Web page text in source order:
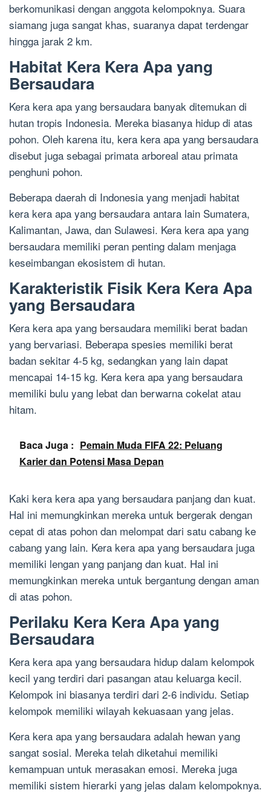
berkomunikasi dengan anggota kelompoknya. Suara
siamang juga sangat khas, suaranya dapat terdengar
hingga jarak 2 km.
Habitat Kera Kera Apa yang
Bersaudara
Kera kera apa yang bersaudara banyak ditemukan di
hutan tropis Indonesia. Mereka biasanya hidup di atas
pohon. Oleh karena itu, kera kera apa yang bersaudara
disebut juga sebagai primata arboreal atau primata
penghuni pohon.
Beberapa daerah di Indonesia yang menjadi habitat
kera kera apa yang bersaudara antara lain Sumatera,
Kalimantan, Jawa, dan Sulawesi. Kera kera apa yang
bersaudara memiliki peran penting dalam menjaga
keseimbangan ekosistem di hutan.
Karakteristik Fisik Kera Kera Apa
yang Bersaudara
Kera kera apa yang bersaudara memiliki berat badan
yang bervariasi. Beberapa spesies memiliki berat
badan sekitar 4-5 kg, sedangkan yang lain dapat
mencapai 14-15 kg. Kera kera apa yang bersaudara
memiliki bulu yang lebat dan berwarna cokelat atau
hitam.
Baca Juga : Pemain Muda FIFA 22: Peluang
Karier dan Potensi Masa Depan
Kaki kera kera apa yang bersaudara panjang dan kuat.
Hal ini memungkinkan mereka untuk bergerak dengan
cepat di atas pohon dan melompat dari satu cabang ke
cabang yang lain. Kera kera apa yang bersaudara juga
memiliki lengan yang panjang dan kuat. Hal ini
memungkinkan mereka untuk bergantung dengan aman
di atas pohon.
Perilaku Kera Kera Apa yang
Bersaudara
Kera kera apa yang bersaudara hidup dalam kelompok
kecil yang terdiri dari pasangan atau keluarga kecil.
Kelompok ini biasanya terdiri dari 2-6 individu. Setiap
kelompok memiliki wilayah kekuasaan yang jelas.
Kera kera apa yang bersaudara adalah hewan yang
sangat sosial. Mereka telah diketahui memiliki
kemampuan untuk merasakan emosi. Mereka juga
memiliki sistem hierarki yang jelas dalam kelompoknya.